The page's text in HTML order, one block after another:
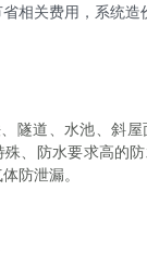
相关费用，系统造
隧道、水池、斜屋
殊、防水要求高的
防泄漏。